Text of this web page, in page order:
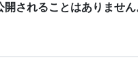
されることはありません